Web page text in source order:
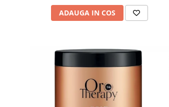
ADAUGA IN COS